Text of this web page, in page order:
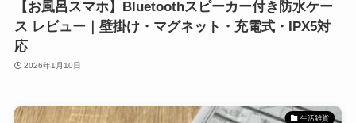
【お風呂スマホ】Bluetoothスピーカー付き防水ケー
ス レビュー｜壁掛け・マグネット・充電式・IPX5対
応
2026年1月10日
生活雑貨